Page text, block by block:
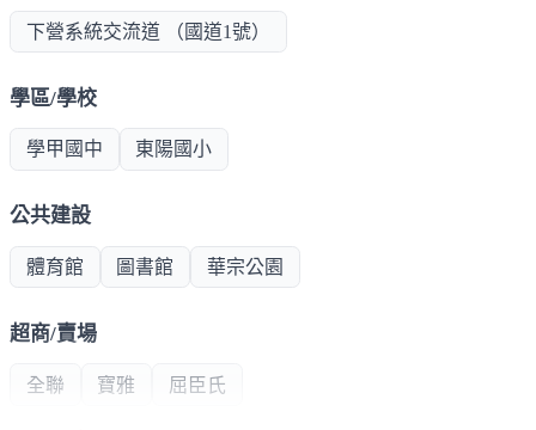
下營系統交流道 （國道1號）
學區/學校
學甲國中 東陽國小
公共建設
體育館 圖書館 華宗公園
超商/賣場
全聯 寶雅 屈臣氏